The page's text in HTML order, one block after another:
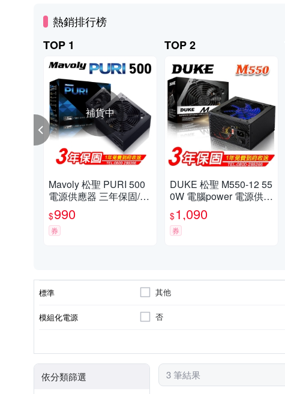
熱銷排行榜
TOP 1
補貨中
Mavoly 松聖 PURI 500
電源供應器 三年保固/一
年到府收送換新
$990
券
TOP 2
DUKE 松聖 M550-12 55
0W 電腦power 電源供應
器
$1,090
券
標準 其他
模組化電源 否
依分類篩選 3 筆結果